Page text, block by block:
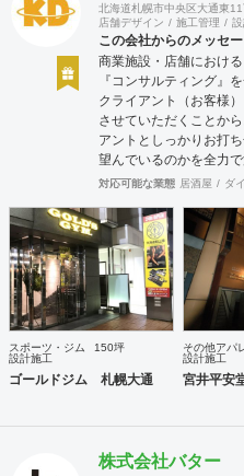
北海道札幌市中央区大通東
店舗デザイン
施工管理
この会社からのメッセ
商業施設・店舗におけ
『コンサルティング』
クライアント（お客様
させていただくことか
アントとしっかりお打
望んでいるのかを全力
思い描いていることを
培ってきた当社ならで
対応可能な業態 居酒屋 ダ
スポーツ・ジム
150坪
設計施工
ゴールドジム 札幌大通
その他アパ
設計施工
宮井平安
株式会社バター